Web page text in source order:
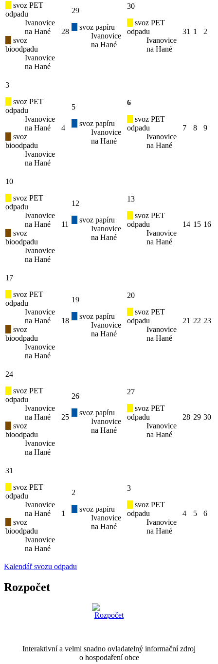
svoz PET
odpadu
Ivanovice
na Hané
svoz
bioodpadu
Ivanovice
na Hané
28
29
svoz papíru
Ivanovice
na Hané
30
svoz PET
odpadu
Ivanovice
na Hané
31 1 2
3
svoz PET
odpadu
Ivanovice
na Hané
svoz
bioodpadu
Ivanovice
na Hané
4
5
svoz papíru
Ivanovice
na Hané
6
svoz PET
odpadu
Ivanovice
na Hané
7 8 9
10
svoz PET
odpadu
Ivanovice
na Hané
svoz
bioodpadu
Ivanovice
na Hané
11
12
svoz papíru
Ivanovice
na Hané
13
svoz PET
odpadu
Ivanovice
na Hané
14 15 16
17
svoz PET
odpadu
Ivanovice
na Hané
svoz
bioodpadu
Ivanovice
na Hané
18
19
svoz papíru
Ivanovice
na Hané
20
svoz PET
odpadu
Ivanovice
na Hané
21 22 23
24
svoz PET
odpadu
Ivanovice
na Hané
svoz
bioodpadu
Ivanovice
na Hané
25
26
svoz papíru
Ivanovice
na Hané
27
svoz PET
odpadu
Ivanovice
na Hané
28 29 30
31
svoz PET
odpadu
Ivanovice
na Hané
svoz
bioodpadu
Ivanovice
na Hané
1
2
svoz papíru
Ivanovice
na Hané
3
svoz PET
odpadu
Ivanovice
na Hané
4 5 6
Kalendář svozu odpadu
Rozpočet
Interaktivní a velmi snadno ovladatelný informační zdroj
o hospodaření obce